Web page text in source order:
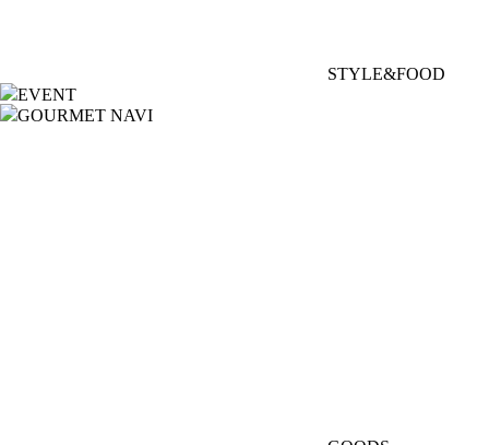
STYLE&FOOD
EVENT
GOURMET NAVI